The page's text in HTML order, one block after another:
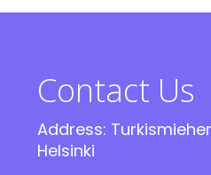
Contact Us
Address:
Helsinki